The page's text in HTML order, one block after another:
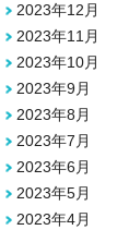
2023年12月
2023年11月
2023年10月
2023年9月
2023年8月
2023年7月
2023年6月
2023年5月
2023年4月